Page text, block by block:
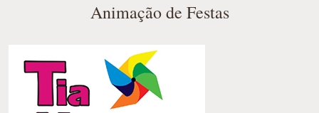
Animação de Festas